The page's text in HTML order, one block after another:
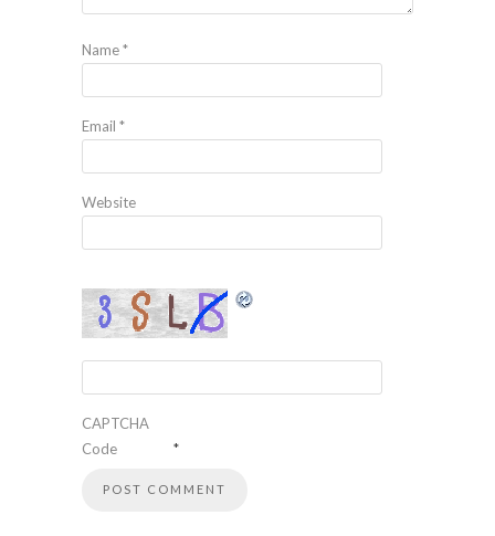
Name*
Email *
Website
CAPTCHA
Code
*